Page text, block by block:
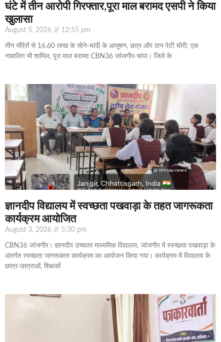
घंटे में तीन आरोपी गिरफ्तार,पूरा माल बरामद एसपी ने किया
खुलासा
August 5, 2026 12:55 pm
तीन मंदिरों से 16.60 लाख के सोने-चांदी के आभूषण, छत्र और दान पेटी चोरी; एक
नाबालिग भी शामिल, पूरा माल बरामद CBN36 जांजगीर-चांपा। जिले के
ज्ञानदीप विद्यालय में स्वच्छता पखवाड़ा के तहत जागरूकता
कार्यक्रम आयोजित
August 3, 2026 5:30 pm
CBN36 जांजगीर। ज्ञानदीप उच्चतर माध्यमिक विद्यालय, जांजगीर में स्वच्छता पखवाड़ा के
अंतर्गत स्वच्छता जागरूकता कार्यक्रम का आयोजन किया गया। कार्यक्रम में विद्यालय के
छात्र-छात्राओं, शिक्षकों